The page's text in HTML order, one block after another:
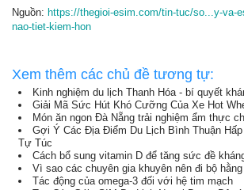
Nguồn: https://thegioi-esim.com/tin-tuc/so...y-va-
nao-tiet-kiem-hon
Xem thêm các chủ đề tương tự:
Kinh nghiệm du lịch Thanh Hóa - bí quyết
Giải Mã Sức Hút Khó Cưỡng Của Xe Hot
Món ăn ngon Đà Nẵng trải nghiệm ẩm thực
Gợi Ý Các Địa Điểm Du Lịch Bình Thuận
Tự Túc
Cách bổ sung vitamin D để tăng sức đề
Vì sao các chuyên gia khuyên nên đi bộ
Tác động của omega-3 đối với hệ tim mạch